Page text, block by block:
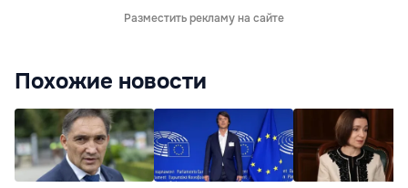
Разместить рекламу на сайте
Похожие новости